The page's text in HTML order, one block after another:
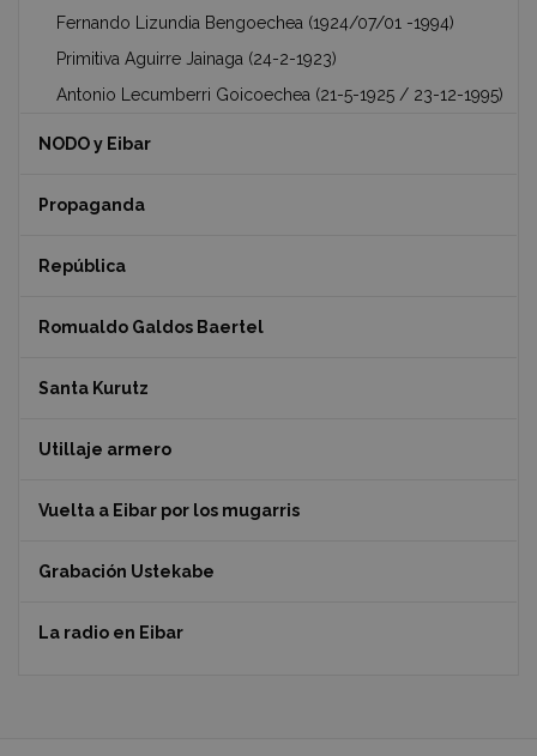
Fernando Lizundia Bengoechea (1924/07/01 -1994)
Primitiva Aguirre Jainaga (24-2-1923)
Antonio Lecumberri Goicoechea (21-5-1925 / 23-12-1995)
NODO y Eibar
Propaganda
República
Romualdo Galdos Baertel
Santa Kurutz
Utillaje armero
Vuelta a Eibar por los mugarris
Grabación Ustekabe
La radio en Eibar